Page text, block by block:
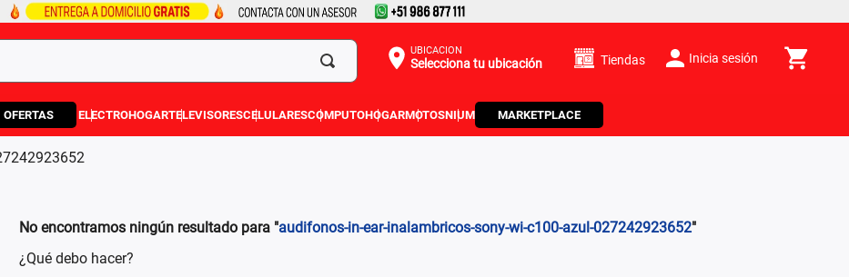
UBICACIÓN
Selecciona tu ubicación Tiendas Inicia sesión
OFERTAS ELECTROHOGARTELEVISORESCELULARESCOMPUTOHOGARMOTOSNIUM MARKETPLACE
No encontramos ningún resultado para "audifonos-in-ear-inalambricos-sony-wi-c100-azul-027242923652"
¿Qué debo hacer?